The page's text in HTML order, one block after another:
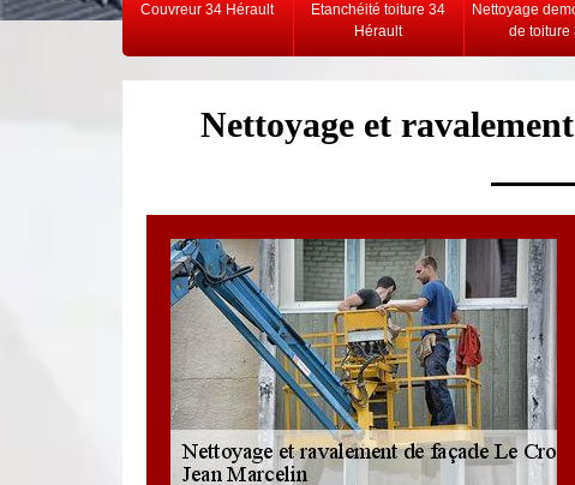
Couvreur 34 Hérault
Etanchéité toiture 34
Hérault
Nettoyage
de toiture
Nettoyage et